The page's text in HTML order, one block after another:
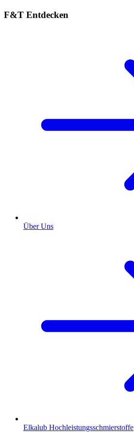
F&T Entdecken
Über Uns
Elkalub Hochleistungsschmierstoffe